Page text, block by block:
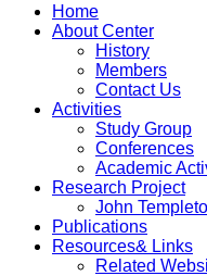
Home
About Center
History
Members
Contact Us
Activities
Study Group
Conferences
Academic
Research Project
John
Publications
Resources& Links
Related